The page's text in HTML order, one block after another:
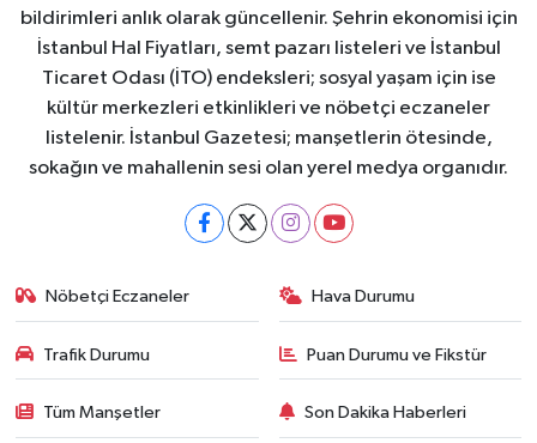
bildirimleri anlık olarak güncellenir. Şehrin ekonomisi için
İstanbul Hal Fiyatları, semt pazarı listeleri ve İstanbul
Ticaret Odası (İTO) endeksleri; sosyal yaşam için ise
kültür merkezleri etkinlikleri ve nöbetçi eczaneler
listelenir. İstanbul Gazetesi; manşetlerin ötesinde,
sokağın ve mahallenin sesi olan yerel medya organıdır.
Nöbetçi Eczaneler Hava Durumu
Trafik Durumu Puan Durumu ve Fikstür
Tüm Manşetler Son Dakika Haberleri